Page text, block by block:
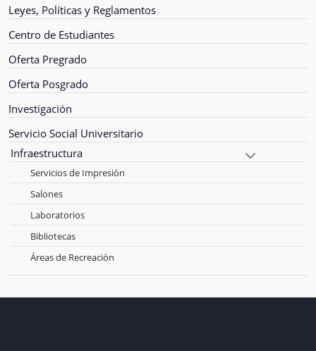
Leyes, Políticas y Reglamentos
Centro de Estudiantes
Oferta Pregrado
Oferta Posgrado
Investigación
Servicio Social Universitario
Infraestructura
Servicios de Impresión
Salones
Laboratorios
Bibliotecas
Áreas de Recreación